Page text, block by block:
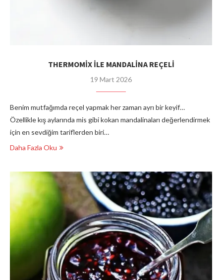
THERMOMİX İLE MANDALİNA REÇELİ
19 Mart 2026
Benim mutfağımda reçel yapmak her zaman ayrı bir keyif…
Özellikle kış aylarında mis gibi kokan mandalinaları değerlendirmek
için en sevdiğim tariflerden biri…
Daha Fazla Oku